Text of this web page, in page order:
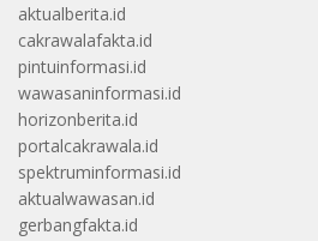
aktualberita.id
cakrawalafakta.id
pintuinformasi.id
wawasaninformasi.id
horizonberita.id
portalcakrawala.id
spektruminformasi.id
aktualwawasan.id
gerbangfakta.id